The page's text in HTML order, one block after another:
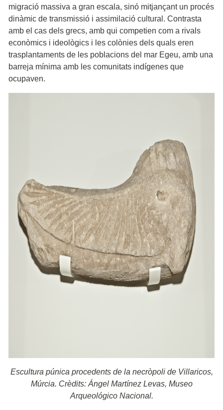
migració massiva a gran escala, sinó mitjançant un procés
dinàmic de transmissió i assimilació cultural. Contrasta
amb el cas dels grecs, amb qui competien com a rivals
econòmics i ideològics i les colònies dels quals eren
trasplantaments de les poblacions del mar Egeu, amb una
barreja mínima amb les comunitats indígenes que
ocupaven.
Escultura púnica procedents de la necròpoli de Villaricos,
Múrcia. Crèdits: Ángel Martínez Levas, Museo
Arqueológico Nacional.